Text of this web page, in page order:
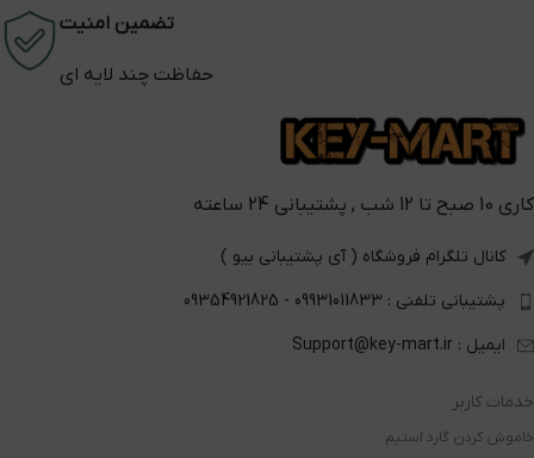
تضمین امنیت
حفاظت چند لایه ای
کاری 10 صبح تا 12 شب , پشتیبانی 24 ساعته
کانال تلگرام فروشگاه ( آی پشتیبانی بیو )
پشتیبانی تلفنی : 09931011833 - 09354921825
ایمیل : Support@key-mart.ir
خدمات کاربر
خاموش کردن گارد استیم